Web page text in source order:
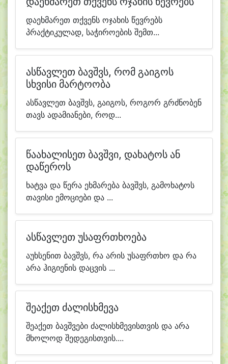
დაეხმარეთ თქვენს ოჯახის წევრებს
პრაქტიკულად, საჭიროების შემთ...
ასწავლეთ ბავშვს, რომ გაიგოს
სხვისი მარტოობა
ასწავლეთ ბავშვს, გაიგოს, როგორ გრძნობენ
თავს ადამიანები, როდ...
წაახალისეთ ბავშვი, დახატოს ან
დაწეროს
ხატვა და წერა ეხმარება ბავშვს, გამოხატოს
თავისი ემოციები და ...
ასწავლეთ უსაფრთხოება
აუხსენით ბავშვს, რა არის უსაფრთხო და რა
არა ჰიგიენის დაცვის ...
შეაქეთ ძალისხმევა
შეაქეთ ბავშვები ძალისხმევისთვის და არა
მხოლოდ შედეგისთვის....